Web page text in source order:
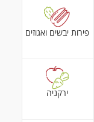
פירות יבשים ואגוזים
ירקניה